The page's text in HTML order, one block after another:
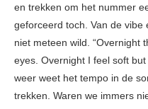
en trekken om het nummer
geforceerd toch. Van de vibe
niet meteen wild. “Overnight
eyes. Overnight I feel soft
weer weet het tempo in de
trekken. Waren we immers